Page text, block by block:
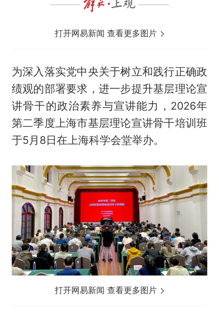
打开网易新闻 查看更多图片
为深入落实党中央关于树立和践行正确政
绩观的部署要求，进一步提升基层理论宣
讲骨干的政治素养与宣讲能力，2026年
第二季度上海市基层理论宣讲骨干培训班
于5月8日在上海科学会堂举办。
打开网易新闻 查看更多图片